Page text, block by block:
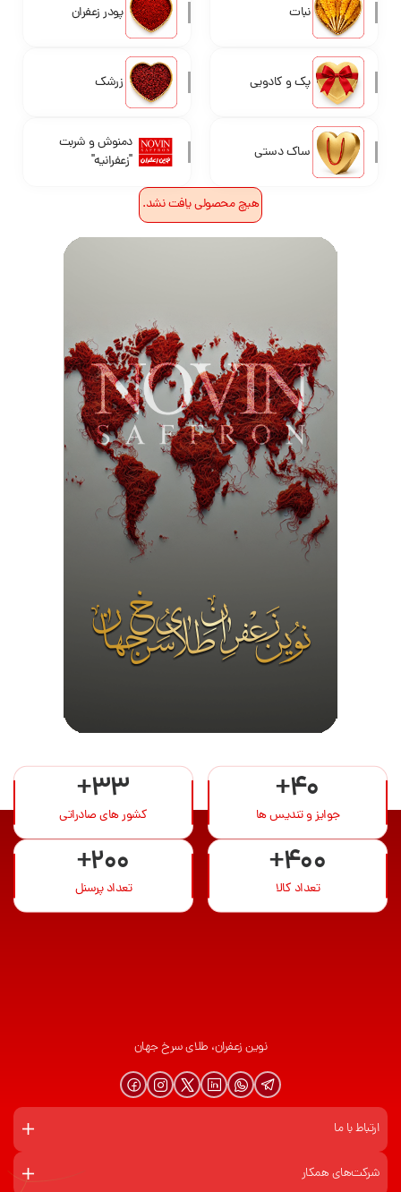
نبات پودر زعفران
پک و کادویی زرشک
ساک دستی
دمنوش و شربت
"زعفرانیه"
هیچ محصولی یافت نشد.
+40
جوایز و تندیس ها
+33
کشور های صادراتی
+400
تعداد کالا
+200
تعداد پرسنل
نوین زعفران، طلای سرخ جهان
ارتباط با ما
شرکت‌های همکار